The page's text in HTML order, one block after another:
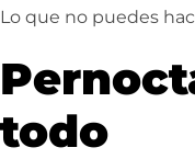
Lo que no puedes
todo